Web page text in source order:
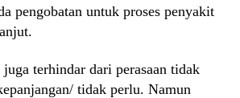
pengobatan untuk proses penyakit
terhindar dari perasaan tidak
tidak perlu. Namun